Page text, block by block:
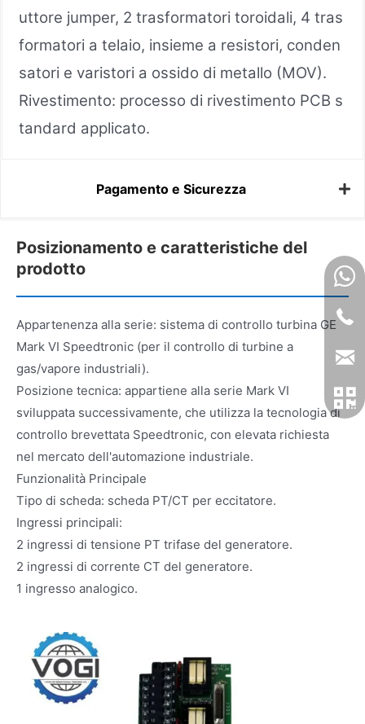
uttore jumper, 2 trasformatori toroidali, 4 tras
formatori a telaio, insieme a resistori, conden
satori e varistori a ossido di metallo (MOV).
Rivestimento: processo di rivestimento PCB s
tandard applicato.
Pagamento e Sicurezza
Posizionamento e caratteristiche del
prodotto
Appartenenza alla serie: sistema di controllo turbina GE
Mark VI Speedtronic (per il controllo di turbine a
gas/vapore industriali).
Posizione tecnica: appartiene alla serie Mark VI
sviluppata successivamente, che utilizza la tecnologia di
controllo brevettata Speedtronic, con elevata richiesta
nel mercato dell'automazione industriale.
Funzionalità Principale
Tipo di scheda: scheda PT/CT per eccitatore.
Ingressi principali:
2 ingressi di tensione PT trifase del generatore.
2 ingressi di corrente CT del generatore.
1 ingresso analogico.